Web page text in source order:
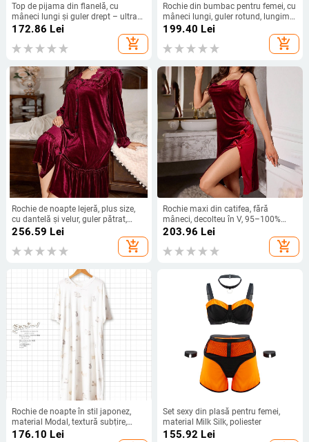
Top de pijama din flanelă, cu
mâneci lungi și guler drept – ultra
gros pentru iarnă, haine de casă
172.86 Lei
add_shopping_cart
Rochie din bumbac pentru femei, cu
mâneci lungi, guler rotund, lungime
medie, dungi, confortabilă pentru
acasă, poate fi purtată și afară în
primăvară și toamnă.
199.40 Lei
add_shopping_cart
Rochie de noapte lejeră, plus size,
cu dantelă și velur, guler pătrat,
mâneci lungi, fustă lungă, potrivită
pentru iarnă, primăvară și toamnă,
țesătură de greutate moderată
256.59 Lei
add_shopping_cart
Rochie maxi din catifea, fără
mâneci, decolteu în V, 95–100%
poliester, țesătură groasă 201–250
203.96 Lei
add_shopping_cart
Rochie de noapte în stil japonez,
material Modal, textură subțire,
guler rotund, fustă midi
176.10 Lei
Set sexy din plasă pentru femei,
material Milk Silk, poliester
155.92 Lei